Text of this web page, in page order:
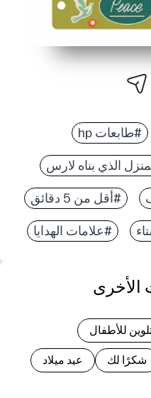
#طابعات hp
الذي بناه لارس
#أقل من 5 دقائق
#علامات الهدايا
الأخرى
للأطفال
شكرًا لك عيد ميلاد